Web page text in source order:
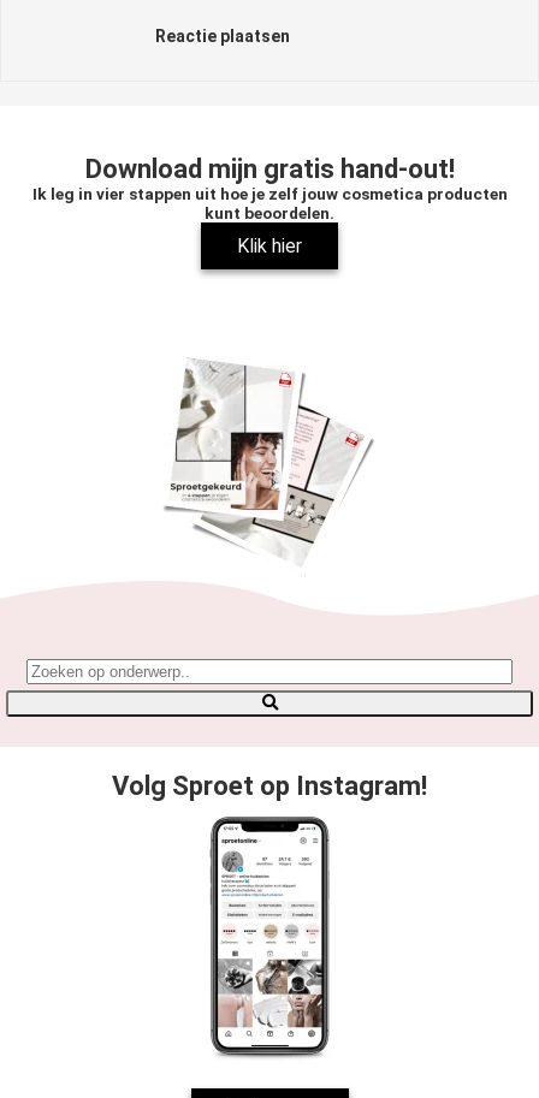
Reactie plaatsen
Download mijn gratis hand-out!
Ik leg in vier stappen uit hoe je zelf jouw cosmetica producten
kunt beoordelen.
Klik hier
Volg Sproet op Instagram!